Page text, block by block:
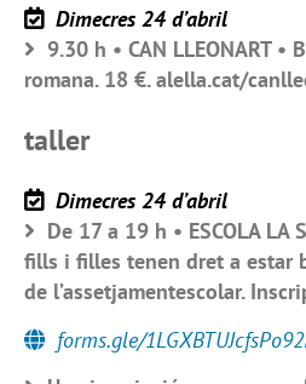
Dimecres 24 d’abril
9.30 h • CAN LLEONART •
romana. 18 €. alella.cat/
taller
Dimecres 24 d’abril
De 17 a 19 h • ESCOLA LA
fills i filles tenen dret a estar
de l’assetjamentescolar.
forms.gle/